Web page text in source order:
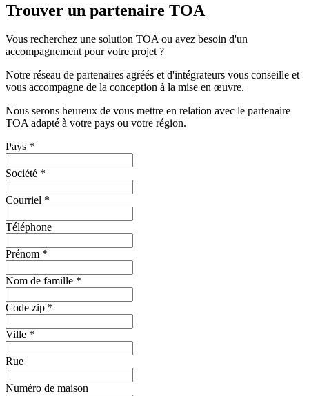
Trouver un partenaire TOA
Vous recherchez une solution TOA ou avez besoin d'un
accompagnement pour votre projet ?
Notre réseau de partenaires agréés et d'intégrateurs vous conseille et
vous accompagne de la conception à la mise en œuvre.
Nous serons heureux de vous mettre en relation avec le partenaire
TOA adapté à votre pays ou votre région.
Pays *
Société *
Courriel *
Téléphone
Prénom *
Nom de famille *
Code zip *
Ville *
Rue
Numéro de maison